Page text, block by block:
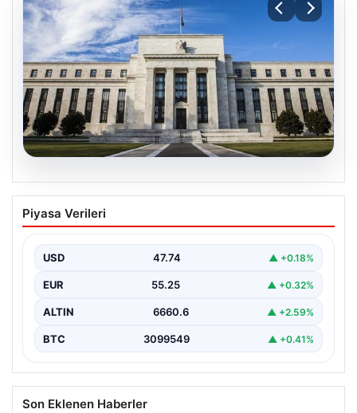
07.08.2026
FED faiz kararı ne zaman, saat kaçta?
Faiz beklentisi ne yönde? 2026 FED
Piyasa Verileri
USD 47.74 ▲ +0.18%
EUR 55.25 ▲ +0.32%
ALTIN 6660.6 ▲ +2.59%
BTC 3099549 ▲ +0.41%
Son Eklenen Haberler